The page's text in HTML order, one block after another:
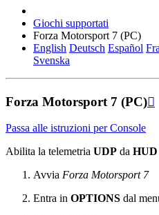
Giochi supportati
Forza Motorsport 7 (PC)
English Deutsch Español
Svenska
Forza Motorsport 7 (PC)
Passa alle istruzioni per Console
Abilita la telemetria UDP da
Avvia Forza Motorsport 7
Entra in OPTIONS dal